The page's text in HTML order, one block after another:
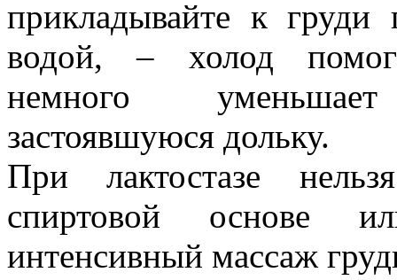
прикладывайте к груди
водой, – холод
немного
застоявшуюся дольку.
При лактостазе
спиртовой основе
интенсивный массаж